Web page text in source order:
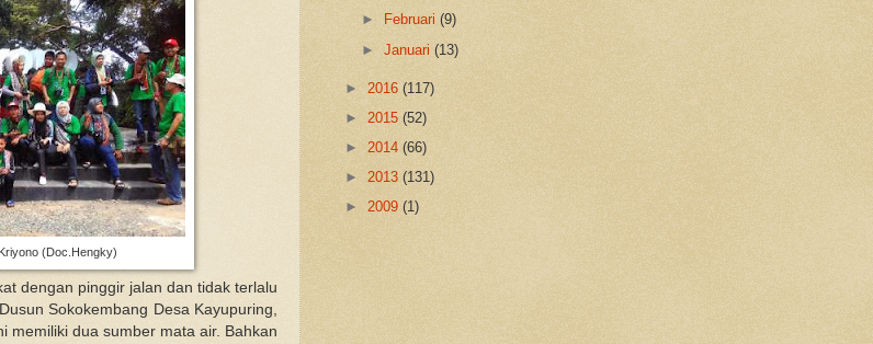
(Doc.Hengky)
dengan pinggir jalan dan tidak terlalu
Sokokembang Desa Kayupuring,
memiliki dua sumber mata air. Bahkan
►
Februari(9)
►Januari(13)
► 2016 (117)
► 2015 (52)
► 2014 (66)
► 2013 (131)
► 2009 (1)